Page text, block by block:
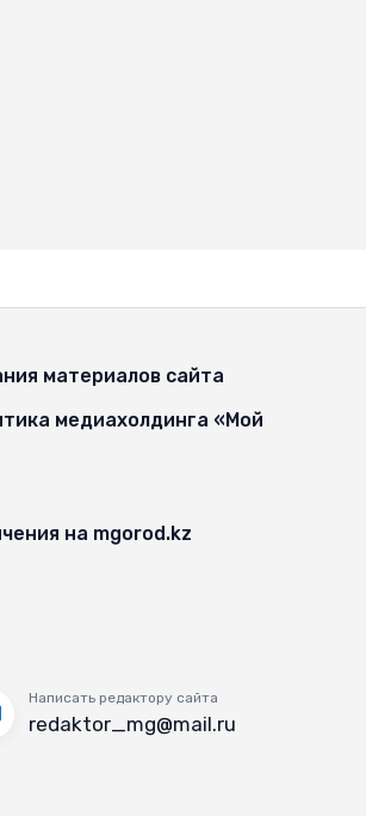
материалов сайта
медиахолдинга «Мой
на mgorod.kz
Написать редактору сайта
redaktor_mg@mail.ru